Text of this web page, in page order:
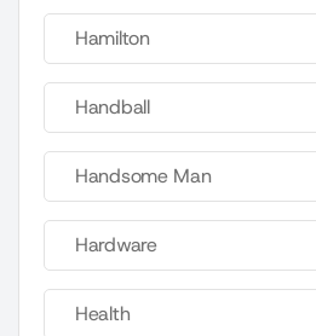
Hamilton
Handball
Handsome Man
Hardware
Health